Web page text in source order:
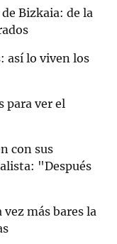
Bizkaia: de la
así lo viven los
para ver el
con sus
"Después
más bares la